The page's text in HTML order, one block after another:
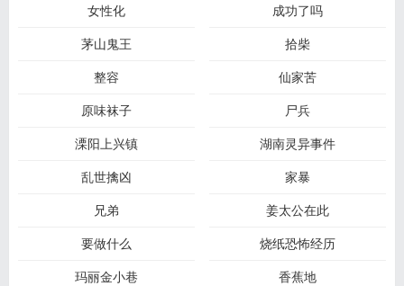
女性化
成功了吗
茅山鬼王
拾柴
整容
仙家苦
原味袜子
尸兵
溧阳上兴镇
湖南灵异事件
乱世擒凶
家暴
兄弟
姜太公在此
要做什么
烧纸恐怖经历
玛丽金小巷
香蕉地